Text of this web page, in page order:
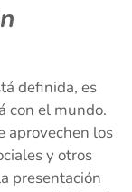
definida, es
con el mundo.
aprovechen los
y otros
presentación